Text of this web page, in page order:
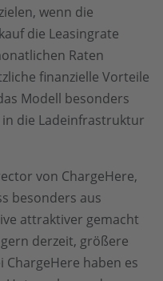
wenn die
die Leasingrate
Raten
finanzielle Vorteile
Modell besonders
die Ladeinfrastruktur
von ChargeHere,
besonders aus
attraktiver gemacht
derzeit, größere
haben es